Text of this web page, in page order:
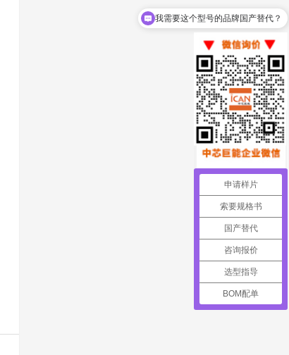
申请样片
索要规格书
国产替代
咨询报价
选型指导
BOM配单
我需要这个型号的品牌国产替代？